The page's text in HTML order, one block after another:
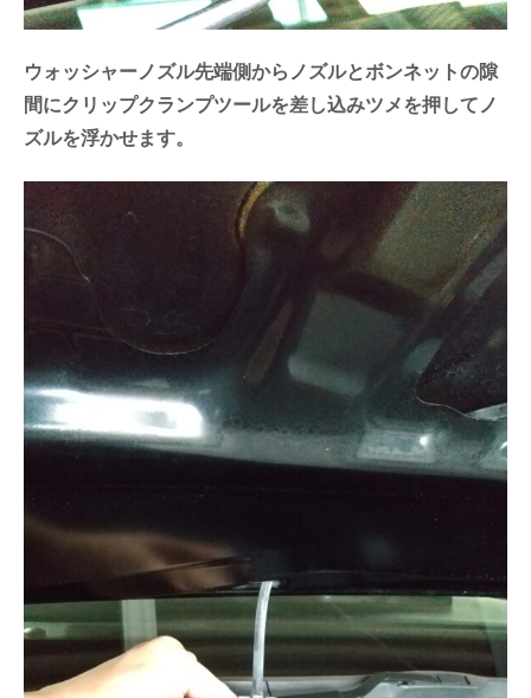
ウォッシャーノズル先端側からノズルとボンネットの隙
間にクリップクランプツールを差し込みツメを押してノ
ズルを浮かせます。